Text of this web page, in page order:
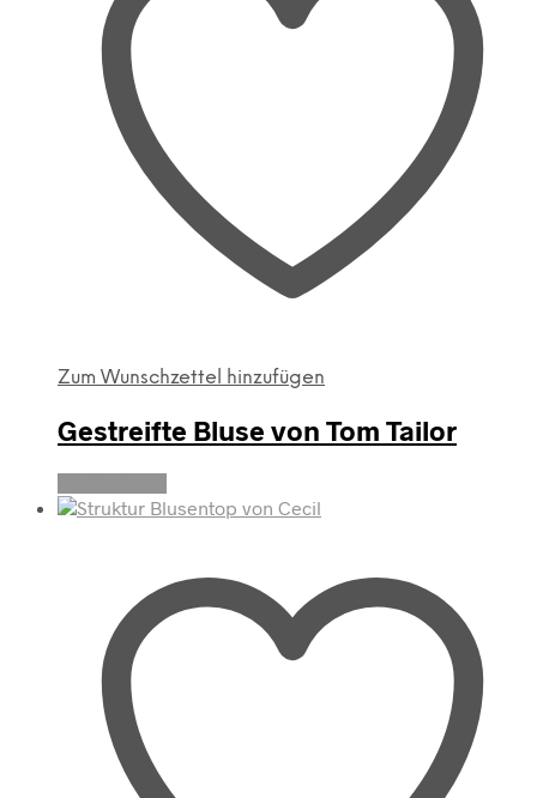
Zum Wunschzettel hinzufügen
Gestreifte Bluse von Tom Tailor